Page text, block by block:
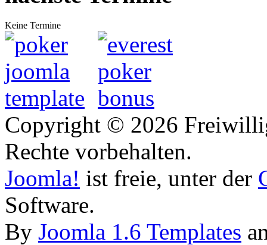
Keine Termine
Copyright © 2026
Rechte vorbehalten.
Joomla! ist freie, unter der
Software.
By Joomla 1.6 Templates